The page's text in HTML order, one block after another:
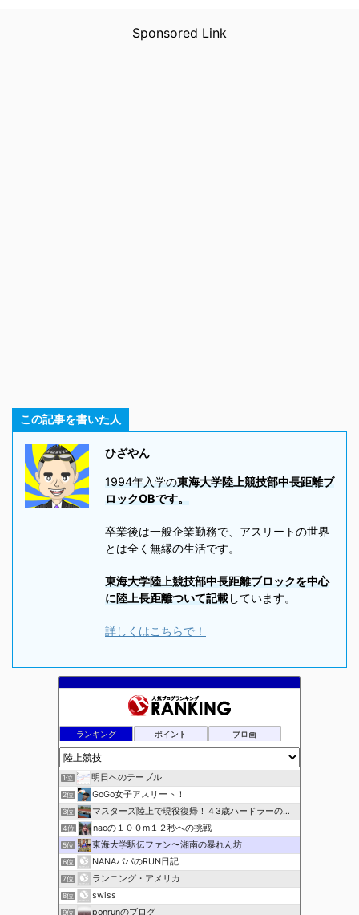
Sponsored Link
この記事を書いた人
ひざやん
1994年入学の東海大学陸上競技部中長距離ブ
ロックOBです。
卒業後は一般企業勤務で、アスリートの世界
とは全く無縁の生活です。
東海大学陸上競技部中長距離ブロックを中心
に陸上長距離ついて記載しています。
詳しくはこちらで！
ランキング ポイント ブロ画
1位 明日へのテーブル
2位 GoGo女子アスリート！
3位 マスターズ陸上で現役復帰！４3歳ハードラーのブログ
4位 naoの１００m１２秒への挑戦
5位 東海大学駅伝ファン〜湘南の暴れん坊
6位 NANAパパのRUN日記
7位 ランニング・アメリカ
8位 swiss
9位 ponrunのブログ